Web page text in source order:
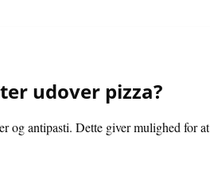
udover pizza?
og antipasti. Dette giver mulighed for at